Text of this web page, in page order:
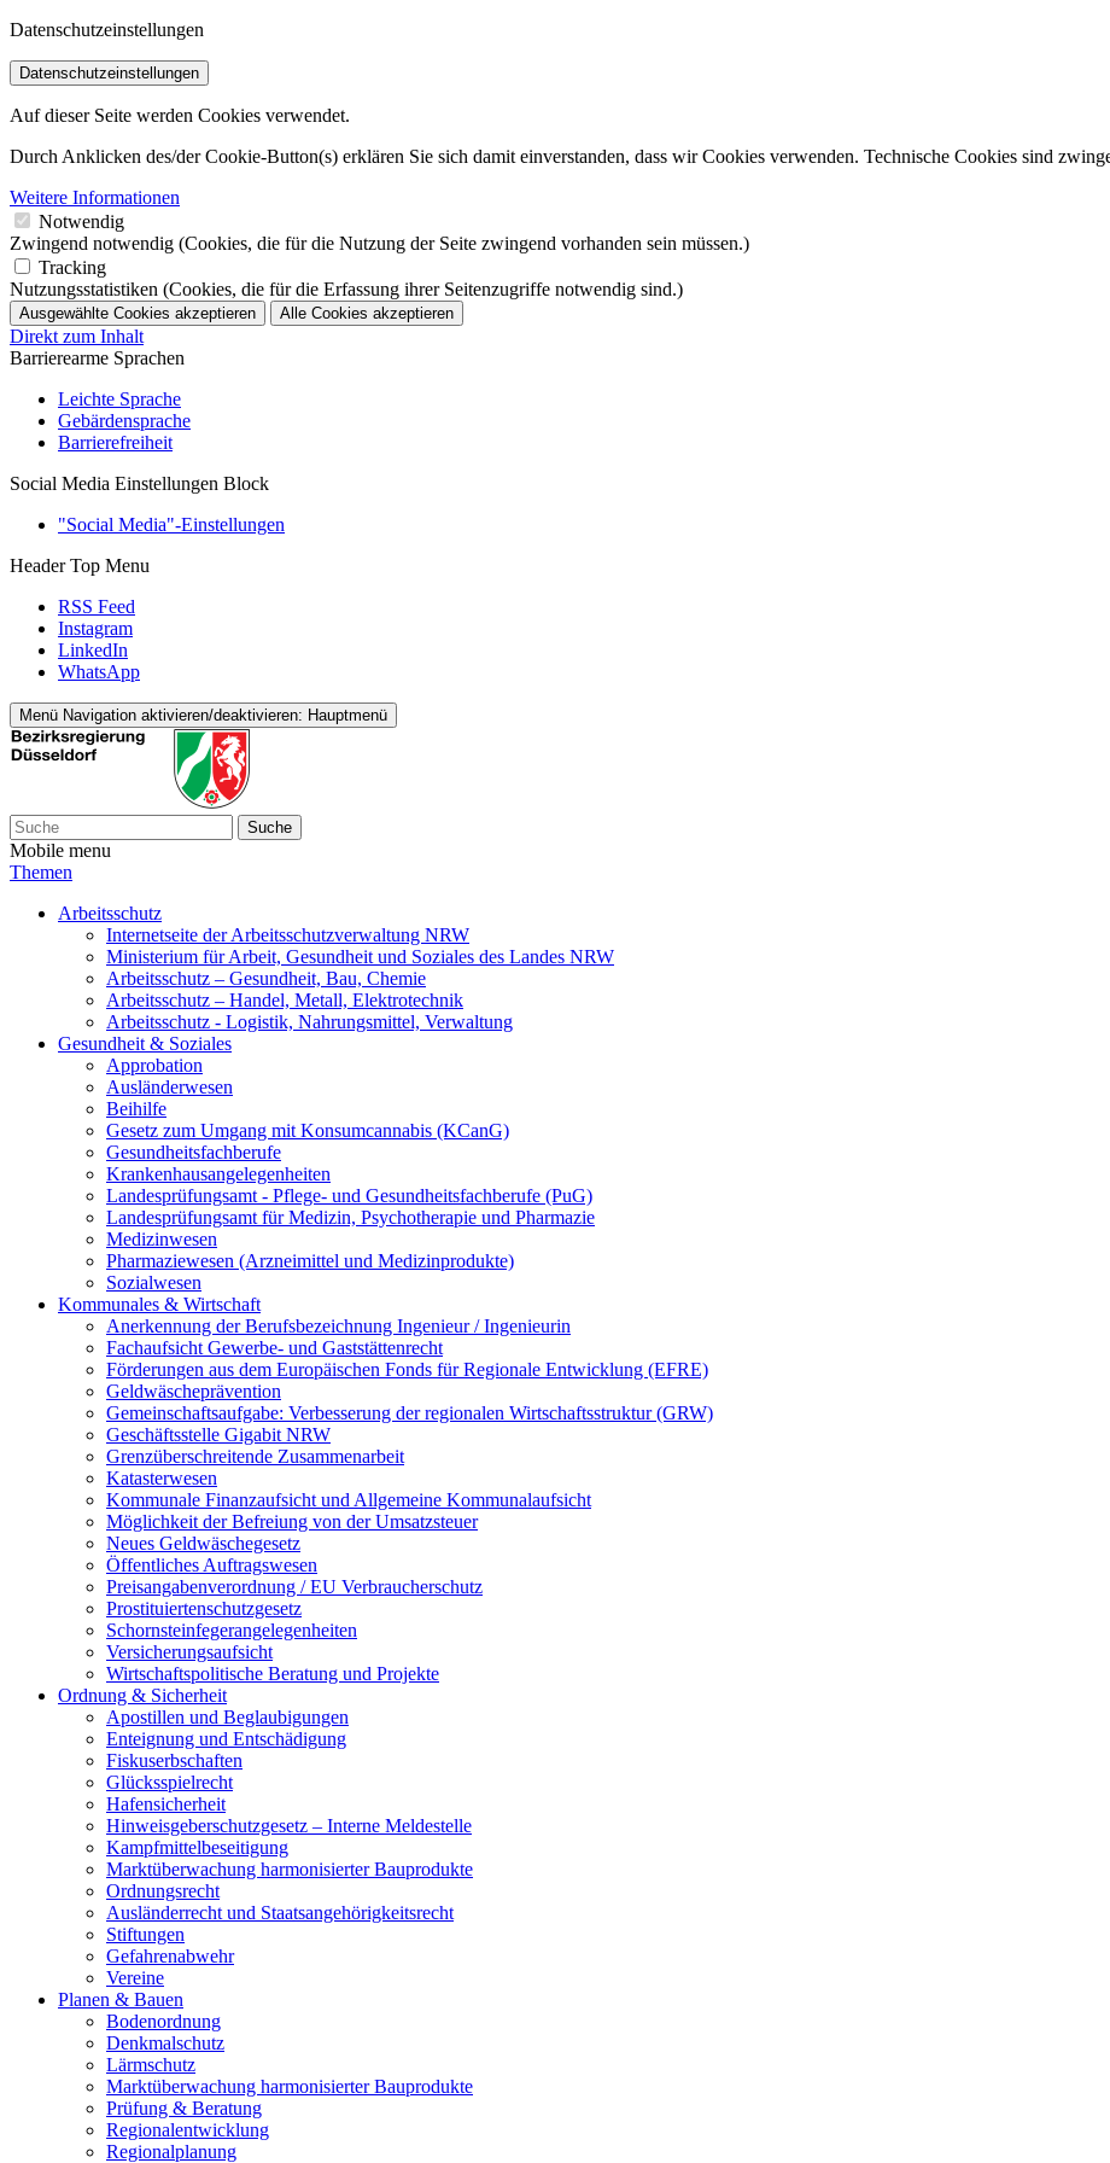
Datenschutzeinstellungen
Datenschutzeinstellungen
Auf dieser Seite werden Cookies verwendet.
Durch Anklicken des/der Cookie-Button(s) erklären Sie sich damit einverstanden, dass wir Cookies verwenden. Technische Cookies sind
Weitere Informationen
Notwendig
Zwingend notwendig (Cookies, die für die Nutzung der Seite zwingend vorhanden sein müssen.)
Tracking
Nutzungsstatistiken (Cookies, die für die Erfassung ihrer Seitenzugriffe notwendig sind.)
Ausgewählte Cookies akzeptieren Alle Cookies akzeptieren
Direkt zum Inhalt
Barrierearme Sprachen
Leichte Sprache
Gebärdensprache
Barrierefreiheit
Social Media Einstellungen Block
"Social Media"-Einstellungen
Header Top Menu
RSS Feed
Instagram
LinkedIn
WhatsApp
Menü Navigation aktivieren/deaktivieren: Hauptmenü
Suche
Mobile menu
Themen
Arbeitsschutz
Internetseite der Arbeitsschutzverwaltung NRW
Ministerium für Arbeit, Gesundheit und Soziales des Landes NRW
Arbeitsschutz – Gesundheit, Bau, Chemie
Arbeitsschutz – Handel, Metall, Elektrotechnik
Arbeitsschutz - Logistik, Nahrungsmittel, Verwaltung
Gesundheit & Soziales
Approbation
Ausländerwesen
Beihilfe
Gesetz zum Umgang mit Konsumcannabis (KCanG)
Gesundheitsfachberufe
Krankenhausangelegenheiten
Landesprüfungsamt - Pflege- und Gesundheitsfachberufe (PuG)
Landesprüfungsamt für Medizin, Psychotherapie und Pharmazie
Medizinwesen
Pharmaziewesen (Arzneimittel und Medizinprodukte)
Sozialwesen
Kommunales & Wirtschaft
Anerkennung der Berufsbezeichnung Ingenieur / Ingenieurin
Fachaufsicht Gewerbe- und Gaststättenrecht
Förderungen aus dem Europäischen Fonds für Regionale Entwicklung (EFRE)
Geldwäscheprävention
Gemeinschaftsaufgabe: Verbesserung der regionalen Wirtschaftsstruktur (GRW)
Geschäftsstelle Gigabit NRW
Grenzüberschreitende Zusammenarbeit
Katasterwesen
Kommunale Finanzaufsicht und Allgemeine Kommunalaufsicht
Möglichkeit der Befreiung von der Umsatzsteuer
Neues Geldwäschegesetz
Öffentliches Auftragswesen
Preisangabenverordnung / EU Verbraucherschutz
Prostituiertenschutzgesetz
Schornsteinfegerangelegenheiten
Versicherungsaufsicht
Wirtschaftspolitische Beratung und Projekte
Ordnung & Sicherheit
Apostillen und Beglaubigungen
Enteignung und Entschädigung
Fiskuserbschaften
Glücksspielrecht
Hafensicherheit
Hinweisgeberschutzgesetz – Interne Meldestelle
Kampfmittelbeseitigung
Marktüberwachung harmonisierter Bauprodukte
Ordnungsrecht
Ausländerrecht und Staatsangehörigkeitsrecht
Stiftungen
Gefahrenabwehr
Vereine
Planen & Bauen
Bodenordnung
Denkmalschutz
Lärmschutz
Marktüberwachung harmonisierter Bauprodukte
Prüfung & Beratung
Regionalentwicklung
Regionalplanung